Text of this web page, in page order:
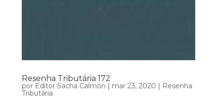
Resenha Tributária 172
por Editor Sacha Calmon | mar 23, 2020 | Resenha
Tributária